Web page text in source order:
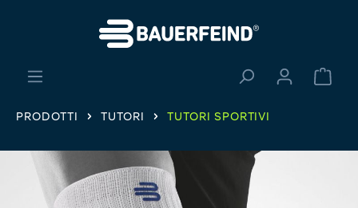
Il
PRODOTTI TUTORI TUTORI SPORTIVI